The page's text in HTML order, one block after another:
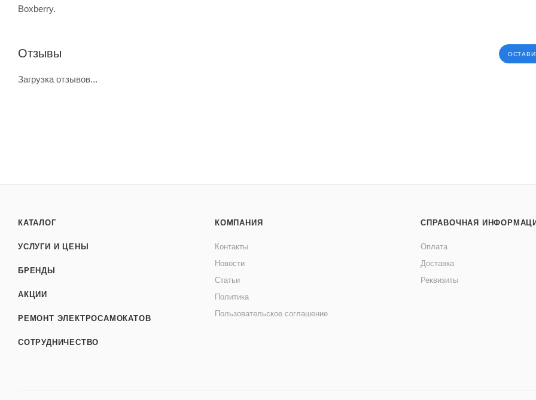
Boxberry.
Отзывы
Загрузка отзывов...
КАТАЛОГ
УСЛУГИ И ЦЕНЫ
БРЕНДЫ
АКЦИИ
РЕМОНТ ЭЛЕКТРОСАМОКАТОВ
СОТРУДНИЧЕСТВО
КОМПАНИЯ
Контакты
Новости
Статьи
Политика
Пользовательское соглашение
СПРАВОЧНАЯ
Оплата
Доставка
Реквизиты